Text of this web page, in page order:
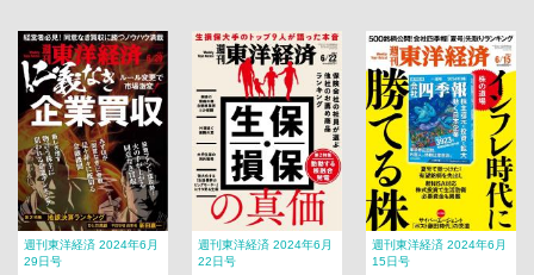
週刊東洋経済 2024年6月
29日号
週刊東洋経済 2024年6月
22日号
週刊東洋経済 2024年6月
15日号